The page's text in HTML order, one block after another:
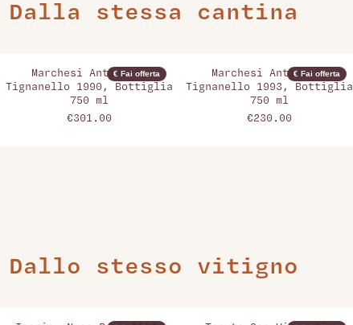
Dalla stessa cantina
€ Fai offerta
Marchesi Antinori,
Tignanello 1990, Bottiglia
750 ml
€301.00
€ Fai offerta
Marchesi Antinori,
Tignanello 1993, Bottiglia
750 ml
€230.00
Dallo stesso vitigno